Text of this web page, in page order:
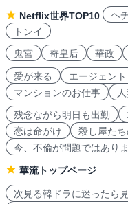
Netflix世界TOP10
ヘ
トンイ
鬼宮
奇皇后 華政
愛が来る エージェン
マンションのお仕事
残念ながら明日も出勤
恋は命がけ
殺し屋た
今、不倫が問題ではあり
華流トップページ
次見る韓ドラに迷ったら